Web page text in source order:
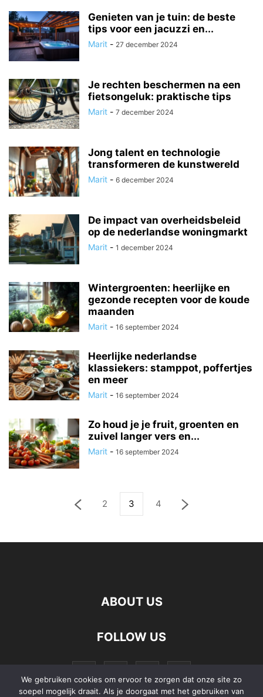
Genieten van je tuin: de beste
tips voor een jacuzzi en...
Marit - 27 december 2024
Je rechten beschermen na een
fietsongeluk: praktische tips
Marit - 7 december 2024
Jong talent en technologie
transformeren de kunstwereld
Marit - 6 december 2024
De impact van overheidsbeleid
op de nederlandse woningmarkt
Marit - 1 december 2024
Wintergroenten: heerlijke en
gezonde recepten voor de koude
maanden
Marit - 16 september 2024
Heerlijke nederlandse
klassiekers: stamppot, poffertjes
en meer
Marit - 16 september 2024
Zo houd je je fruit, groenten en
zuivel langer vers en...
Marit - 16 september 2024
2 3 4
ABOUT US
FOLLOW US
We gebruiken cookies om ervoor te zorgen dat onze site zo
soepel mogelijk draait. Als je doorgaat met het gebruiken van